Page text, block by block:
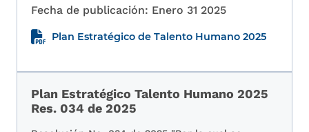
Fecha de publicación: Enero 31 2025
Plan Estratégico de Talento Humano 2025
Plan Estratégico Talento Humano 2025
Res. 034 de 2025